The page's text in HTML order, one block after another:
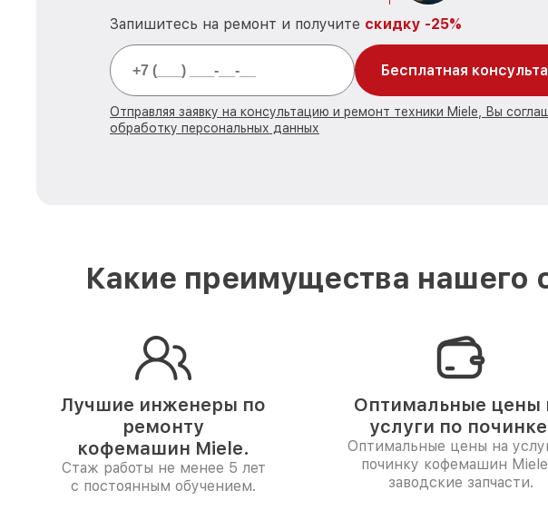
Запишитесь на ремонт и получите скидку -25%
Бесплатная
Отправляя заявку на консультацию и ремонт техники Miele, Вы
обработку персональных данных
Какие преимущества нашего
Лучшие инженеры по
ремонту
кофемашин Miele.
Стаж работы не менее 5 лет
с постоянным обучением.
Оптимальные цены
услуги по
Оптимальные цены на
починку кофемашин
заводские запчасти.